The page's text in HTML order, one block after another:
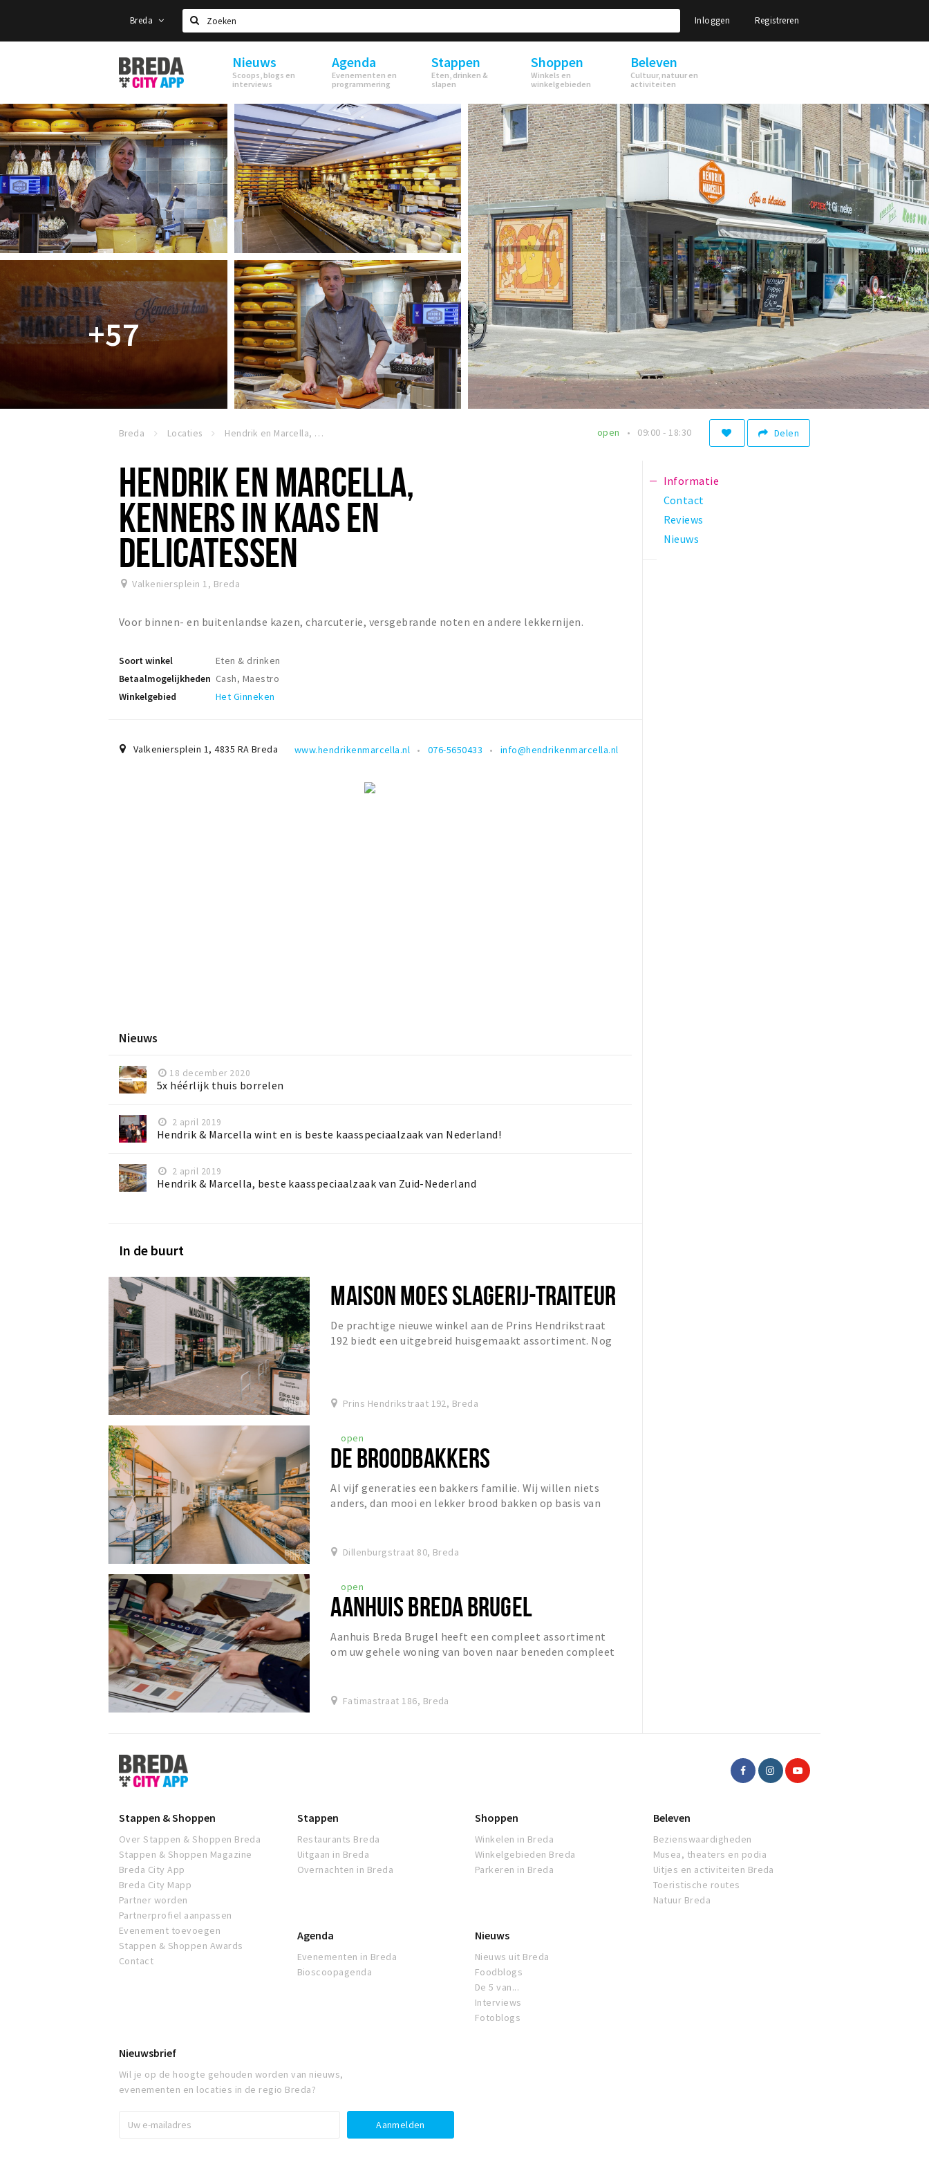
Breda
Zoeken
Inloggen Registreren
Stappen
&
Shoppen
Breda
Nieuws
Scoops, blogs en
interviews
Agenda
Evenementen en
programmering
Stappen
Eten, drinken &
slapen
Shoppen
Winkels en
winkelgebieden
Beleven
Cultuur, natuur en
activiteiten
+57
Breda Locaties Hendrik en Marcella, kenners in kaas en delicatessen Delen
open 09:00 - 18:30
HENDRIK EN MARCELLA,
KENNERS IN KAAS EN
DELICATESSEN
Valkeniersplein 1, Breda
Voor binnen- en buitenlandse kazen, charcuterie, versgebrande noten en andere lekkernijen.
Soort winkel
Eten & drinken
Betaalmogelijkheden Cash, Maestro
Winkelgebied
Het Ginneken
Valkeniersplein 1,4835 RA Breda www.hendrikenmarcella.nl 076-5650433 info@hendrikenmarcella.nl
Nieuws
18 december 2020
5x héérlijk thuis borrelen
2 april 2019
Hendrik & Marcella wint en is beste kaasspeciaalzaak van Nederland!
2 april 2019
Hendrik & Marcella, beste kaasspeciaalzaak van Zuid-Nederland
In de buurt
MAISON MOES SLAGERIJ-TRAITEUR
De prachtige nieuwe winkel aan de Prins Hendrikstraat
192 biedt een uitgebreid huisgemaakt assortiment. Nog
Prins Hendrikstraat 192, Breda
open
DE BROODBAKKERS
Al vijf generaties een bakkers familie. Wij willen niets
anders, dan mooi en lekker brood bakken op basis van
Dillenburgstraat 80, Breda
open
AANHUIS BREDA BRUGEL
Aanhuis Breda Brugel heeft een compleet assortiment
om uw gehele woning van boven naar beneden compleet
Fatimastraat 186, Breda
Informatie
Contact
Reviews
Nieuws
Stappen
&
Shoppen
Stappen & Shoppen
Over Stappen & Shoppen Breda
Stappen & Shoppen Magazine
Breda City App
Breda City Mapp
Partner worden
Partnerprofiel aanpassen
Evenement toevoegen
Stappen & Shoppen Awards
Contact
Stappen
Restaurants Breda
Uitgaan in Breda
Overnachten in Breda
Shoppen
Winkelen in Breda
Winkelgebieden Breda
Parkeren in Breda
Beleven
Bezienswaardigheden
Musea, theaters en podia
Uitjes en activiteiten Breda
Toeristische routes
Natuur Breda
Agenda
Evenementen in Breda
Bioscoopagenda
Nieuws
Nieuws uit Breda
Foodblogs
De 5 van...
Interviews
Fotoblogs
Nieuwsbrief
Wil je op de hoogte gehouden worden van nieuws,
evenementen en locaties in de regio Breda?